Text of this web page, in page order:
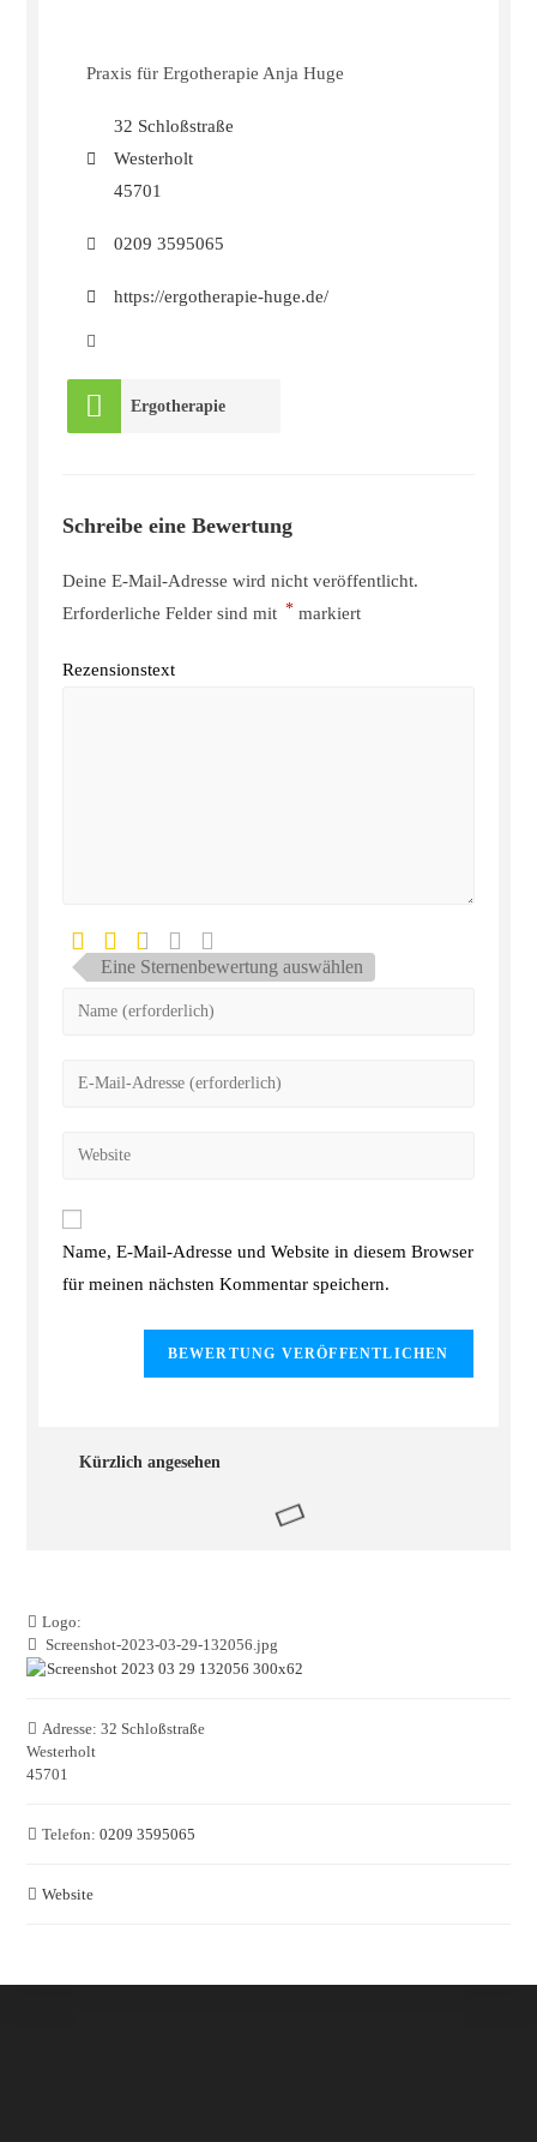
Praxis für Ergotherapie Anja Huge
32 Schloßstraße
Westerholt
45701
0209 3595065
https://ergotherapie-huge.de/
Ergotherapie
Schreibe eine Bewertung
Deine E-Mail-Adresse wird nicht veröffentlicht.
Erforderliche Felder sind mit * markiert
Rezensionstext
Eine Sternenbewertung auswählen
Name, E-Mail-Adresse und Website in diesem Browser
für meinen nächsten Kommentar speichern.
Kürzlich angesehen
Logo:
Screenshot-2023-03-29-132056.jpg
Adresse: 32 Schloßstraße
Westerholt
45701
Telefon: 0209 3595065
Website